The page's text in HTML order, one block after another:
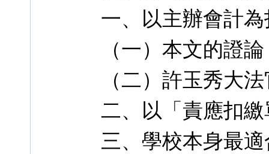
一、以主辦會計
（一）本文的證
（二）許玉秀大
二、以「責應扣
三、學校本身最